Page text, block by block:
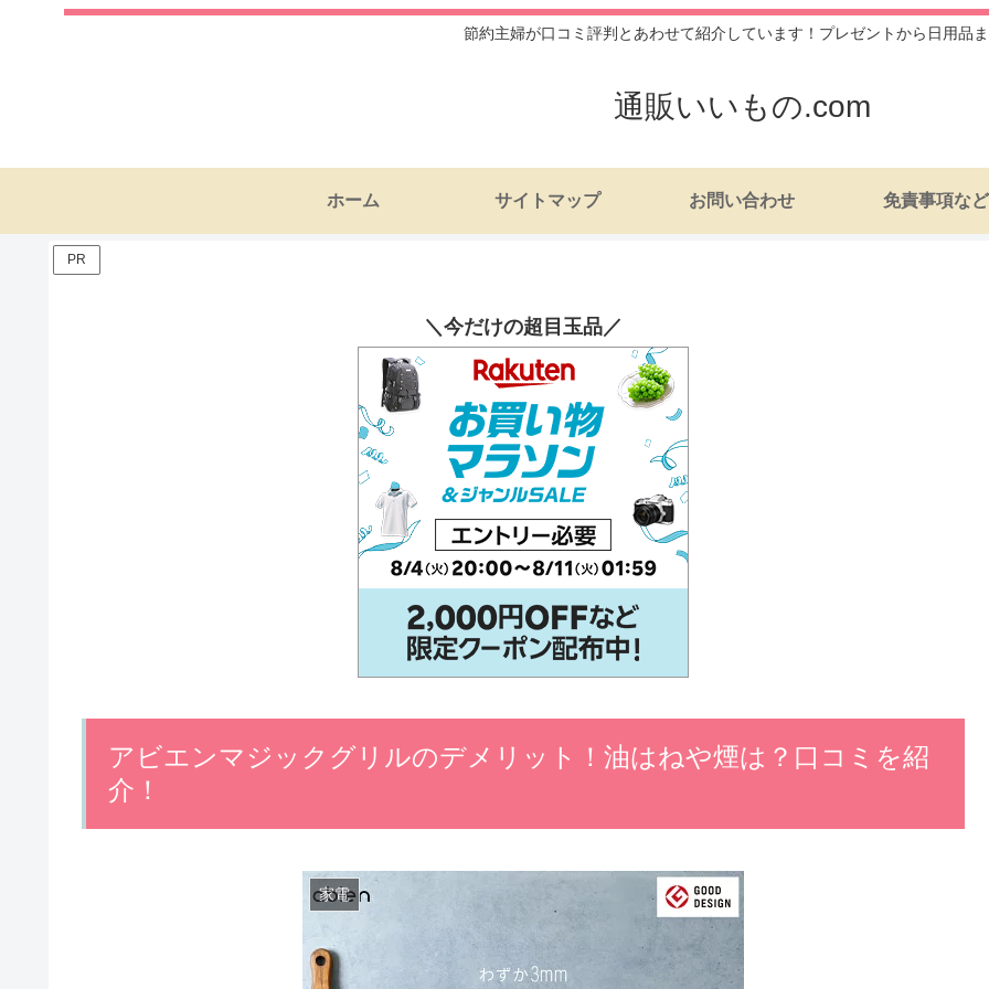
節約主婦が口コミ評判とあわせて紹介しています！プレゼントから日用品
通販いいもの.com
ホーム サイトマップ お問い合わせ 免責事項など
PR
＼今だけの超目玉品／
アビエンマジックグリルのデメリット！油はねや煙は？口コミを紹
介！
家電